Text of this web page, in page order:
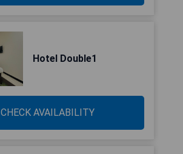
Hotel Double1
CHECK AVAILABILITY